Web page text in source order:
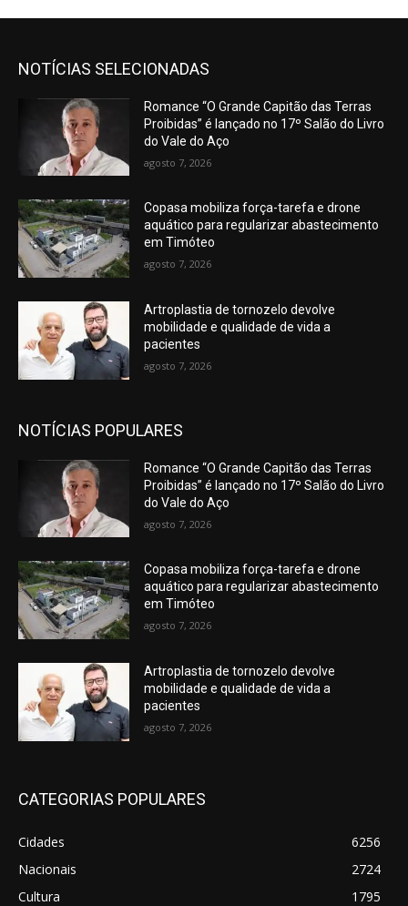
NOTÍCIAS SELECIONADAS
Romance “O Grande Capitão das Terras
Proibidas” é lançado no 17º Salão do Livro
do Vale do Aço
agosto 7, 2026
Copasa mobiliza força-tarefa e drone
aquático para regularizar abastecimento
em Timóteo
agosto 7, 2026
Artroplastia de tornozelo devolve
mobilidade e qualidade de vida a
pacientes
agosto 7, 2026
NOTÍCIAS POPULARES
Romance “O Grande Capitão das Terras
Proibidas” é lançado no 17º Salão do Livro
do Vale do Aço
agosto 7, 2026
Copasa mobiliza força-tarefa e drone
aquático para regularizar abastecimento
em Timóteo
agosto 7, 2026
Artroplastia de tornozelo devolve
mobilidade e qualidade de vida a
pacientes
agosto 7, 2026
CATEGORIAS POPULARES
Cidades
6256
Nacionais
2724
Cultura
1795